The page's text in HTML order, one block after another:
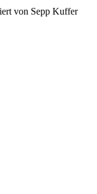
von Sepp Kuffer